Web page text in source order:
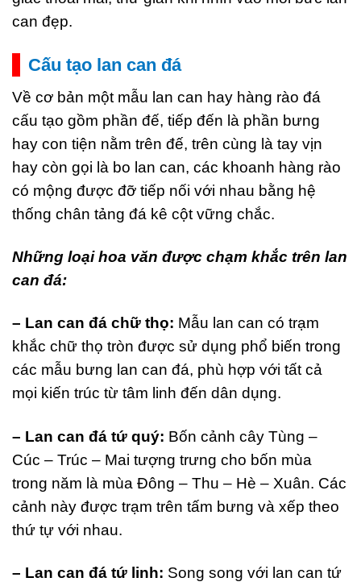
can đẹp.
Cấu tạo lan can đá
Về cơ bản một mẫu lan can hay hàng rào đá
cấu tạo gồm phần đế, tiếp đến là phần bưng
hay con tiện nằm trên đế, trên cùng là tay vịn
hay còn gọi là bo lan can, các khoanh hàng rào
có mộng được đỡ tiếp nối với nhau bằng hệ
thống chân tảng đá kê cột vững chắc.
Những loại hoa văn được chạm khắc trên lan
can đá:
– Lan can đá chữ thọ: Mẫu lan can có trạm
khắc chữ thọ tròn được sử dụng phổ biến trong
các mẫu bưng lan can đá, phù hợp với tất cả
mọi kiến trúc từ tâm linh đến dân dụng.
– Lan can đá tứ quý: Bốn cảnh cây Tùng –
Cúc – Trúc – Mai tượng trưng cho bốn mùa
trong năm là mùa Đông – Thu – Hè – Xuân. Các
cảnh này được trạm trên tấm bưng và xếp theo
thứ tự với nhau.
– Lan can đá tứ linh: Song song với lan can tứ